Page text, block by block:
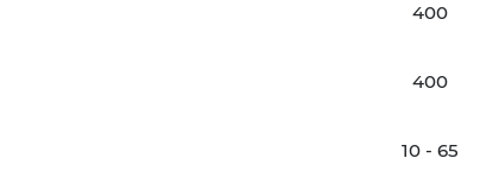
400
400
10 - 65